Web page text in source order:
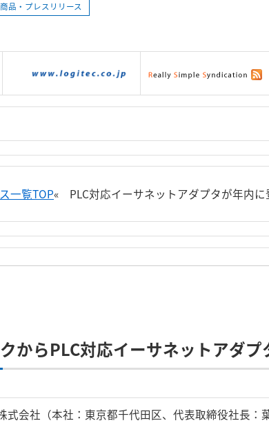
品・プレスリリース
一覧TOP« PLC対応イーサネットアダプタが年内に
からPLC対応イーサネットアダ
式会社（本社：東京都千代田区、代表取締役社長